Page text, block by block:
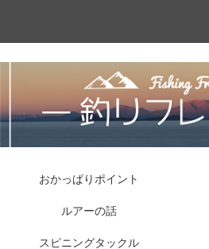
おかっぱりポイント
ルアーの話
スピニングタックル